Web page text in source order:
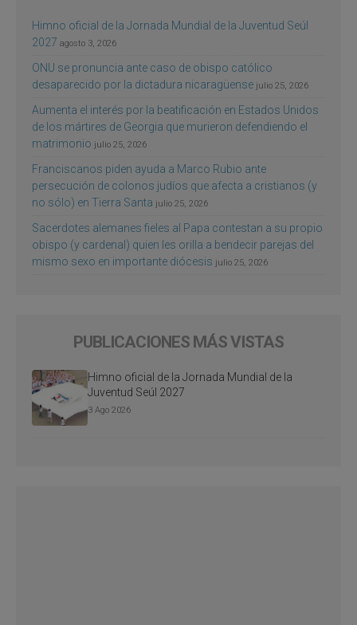
Himno oficial de la Jornada Mundial de la Juventud Seúl
2027 agosto 3, 2026
ONU se pronuncia ante caso de obispo católico
desaparecido por la dictadura nicaragüense julio 25, 2026
Aumenta el interés por la beatificación en Estados Unidos
de los mártires de Georgia que murieron defendiendo el
matrimonio julio 25, 2026
Franciscanos piden ayuda a Marco Rubio ante
persecución de colonos judíos que afecta a cristianos (y
no sólo) en Tierra Santa julio 25, 2026
Sacerdotes alemanes fieles al Papa contestan a su propio
obispo (y cardenal) quien les orilla a bendecir parejas del
mismo sexo en importante diócesis julio 25, 2026
PUBLICACIONES MÁS VISTAS
Himno oficial de la Jornada Mundial de la
Juventud Seúl 2027
3 Ago 2026